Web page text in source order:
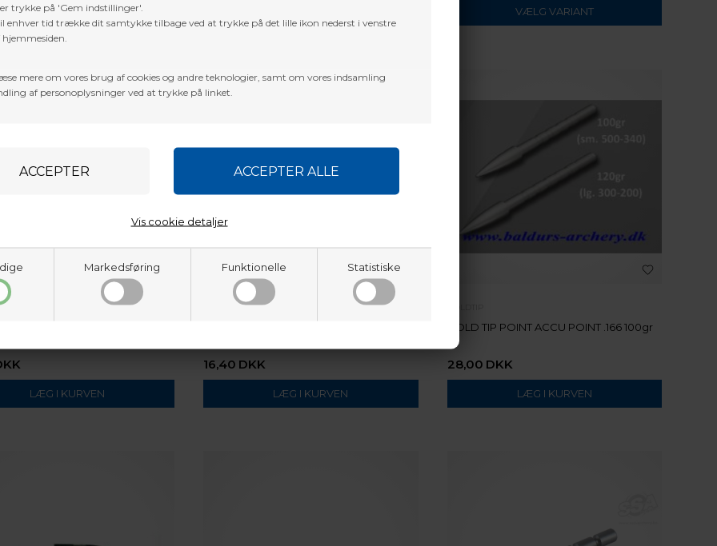
trykke på 'Gem indstillinger'.
enhver tid trække dit samtykke tilbage ved at trykke på det lille ikon nederst i venstre
mere om vores brug af cookies og andre teknologier, samt om vores indsamling
af personoplysninger ved at trykke på linket.
Markedsføring Funktionelle Statistiske
Vis cookie detaljer
SE MERE VÆLG VARIANT
GOLDTIP
16,40 DKK
GOLD TIP POINT ACCU POINT .166 100gr
28,00 DKK